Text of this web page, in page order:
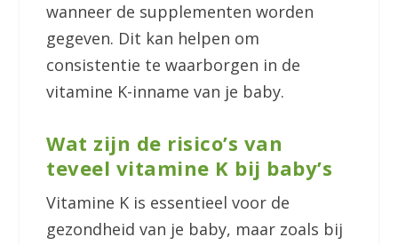
wanneer de supplementen worden
gegeven. Dit kan helpen om
consistentie te waarborgen in de
vitamine K-inname van je baby.
Wat zijn de risico’s van
teveel vitamine K bij baby’s
Vitamine K is essentieel voor de
gezondheid van je baby, maar zoals bij